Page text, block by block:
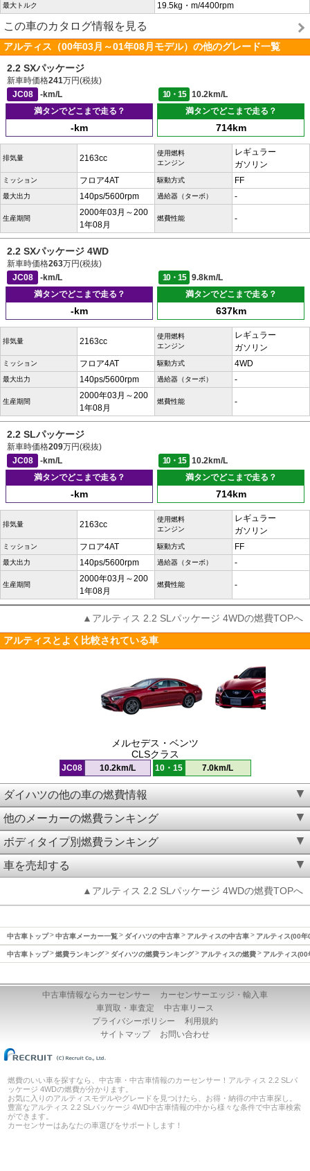
最大トルク 19.5kg・m/4400rpm
この車のカタログ情報を見る
アルティス（00年03月～01年08月モデル）の他のグレード一覧
2.2 SXパッケージ
新車時価格241万円(税抜)
JC08
-km/L 10・15
10.2km/L
満タンでどこまで走る？
-km
満タンでどこまで走る？
714km
排気量 2163cc
使用燃料
エンジン
レギュラー
ガソリン
ミッション フロア4AT 駆動方式 FF
最大出力 140ps/5600rpm 過給器（ターボ） -
生産期間
2000年03月～200
1年08月
燃費性能 -
2.2 SXパッケージ 4WD
新車時価格263万円(税抜)
JC08
-km/L 10・15
9.8km/L
満タンでどこまで走る？
-km
満タンでどこまで走る？
637km
排気量 2163cc
使用燃料
エンジン
レギュラー
ガソリン
ミッション フロア4AT 駆動方式 4WD
最大出力 140ps/5600rpm 過給器（ターボ） -
生産期間
2000年03月～200
1年08月
燃費性能 -
2.2 SLパッケージ
新車時価格209万円(税抜)
JC08
-km/L 10・15
10.2km/L
満タンでどこまで走る？
-km
満タンでどこまで走る？
714km
排気量 2163cc
使用燃料
エンジン
レギュラー
ガソリン
ミッション フロア4AT 駆動方式 FF
最大出力 140ps/5600rpm 過給器（ターボ） -
生産期間
2000年03月～200
1年08月
燃費性能 -
▲アルティス 2.2 SLパッケージ 4WDの燃費TOPへ
アルティスとよく比較されている車
メルセデス・ベンツ
CLSクラス
JC08 10.2km/L 10・15 7.0km/L
ダイハツの他の車の燃費情報
他のメーカーの燃費ランキング
ボディタイプ別燃費ランキング
車を売却する
▲アルティス 2.2 SLパッケージ 4WDの燃費TOPへ
中古車トップ 中古車メーカー一覧 ダイハツの中古車 アルティスの中古車 アルティス(00
中古車トップ 燃費ランキング ダイハツの燃費ランキング アルティスの燃費 アルティス
中古車情報ならカーセンサー
カーセンサーエッジ・輸入車
車買取・車査定
中古車リース
プライバシーポリシー
利用規約
サイトマップ
お問い合わせ
燃費のいい車を探すなら、中古車・中古車情報のカーセンサー！アルティス 2.2 SLパ
ッケージ 4WDの燃費が分かります。
お気に入りのアルティスモデルやグレードを見つけたら、お得・納得の中古車探し。
豊富なアルティス 2.2 SLパッケージ 4WD中古車情報の中から様々な条件で中古車検索
ができます。
カーセンサーはあなたの車選びをサポートします！